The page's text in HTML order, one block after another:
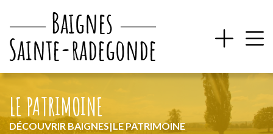
DÉCOUVRIR BAIGNES|LE PATRIMOINE
LE PATRIMOINE